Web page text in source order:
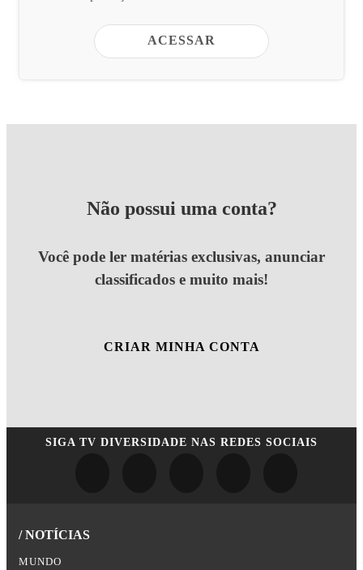
ACESSAR
Não possui uma conta?
Você pode ler matérias exclusivas, anunciar
classificados e muito mais!
CRIAR MINHA CONTA
SIGA TV DIVERSIDADE NAS REDES SOCIAIS
/ NOTÍCIAS
MUNDO